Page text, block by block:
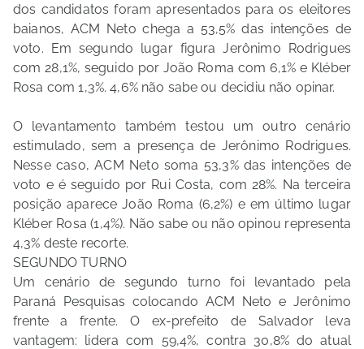
dos candidatos foram apresentados para os eleitores
baianos, ACM Neto chega a 53,5% das intenções de
voto. Em segundo lugar figura Jerônimo Rodrigues
com 28,1%, seguido por João Roma com 6,1% e Kléber
Rosa com 1,3%. 4,6% não sabe ou decidiu não opinar.
O levantamento também testou um outro cenário
estimulado, sem a presença de Jerônimo Rodrigues.
Nesse caso, ACM Neto soma 53,3% das intenções de
voto e é seguido por Rui Costa, com 28%. Na terceira
posição aparece João Roma (6,2%) e em último lugar
Kléber Rosa (1,4%). Não sabe ou não opinou representa
4,3% deste recorte.
SEGUNDO TURNO
Um cenário de segundo turno foi levantado pela
Paraná Pesquisas colocando ACM Neto e Jerônimo
frente a frente. O ex-prefeito de Salvador leva
vantagem: lidera com 59,4%, contra 30,8% do atual